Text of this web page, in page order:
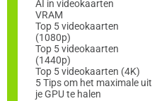
AI in videokaarten
VRAM
Top 5 videokaarten
(1080p)
Top 5 videokaarten
(1440p)
Top 5 videokaarten (4K)
5 Tips om het maximale uit
je GPU te halen